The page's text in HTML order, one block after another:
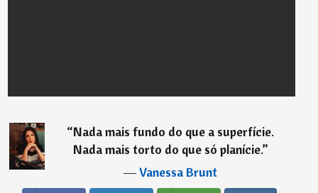
“Nada mais fundo do que a superfície.
Nada mais torto do que só planície.”
―Vanessa Brunt